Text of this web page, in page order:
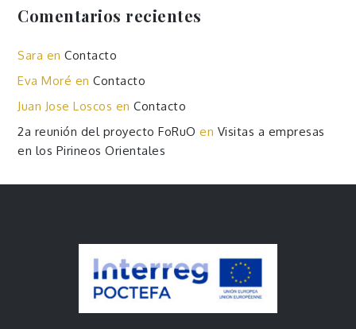
Comentarios recientes
Sara enContacto
Eva Moré enContacto
Juan Jose Loscos enContacto
2a reunión del proyecto FoRuO en Visitas a empresas
en los Pirineos Orientales